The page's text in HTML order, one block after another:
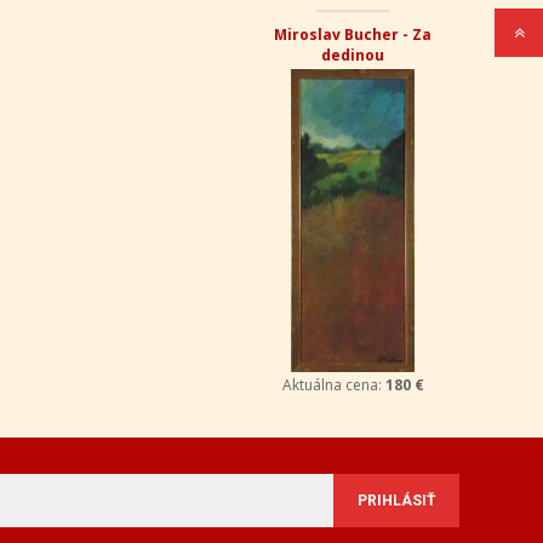
Miroslav Bucher - Za
dedinou
Aktuálna cena: 180 €